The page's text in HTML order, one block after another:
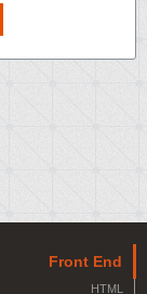
Front End
HTML